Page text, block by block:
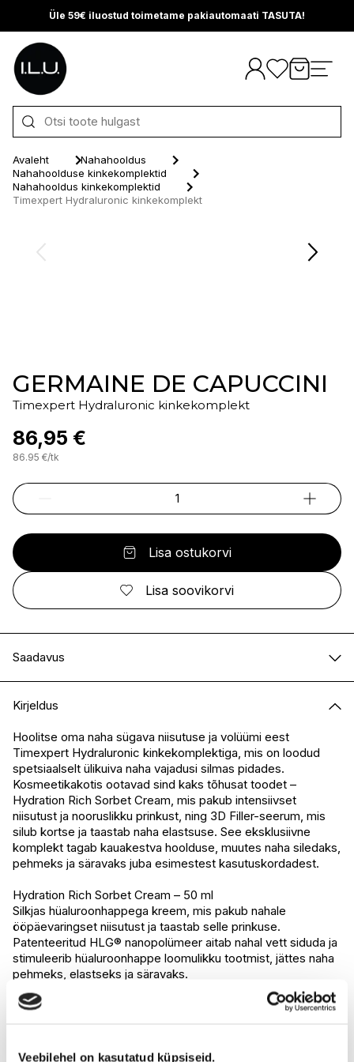
Veebilehel on kasutatud küpsiseid.
Üle 59€ iluostud toimetame pakiautomaati TASUTA!
Otse sisu juurde
Avaleht
Nahahooldus
Nahahoolduse kinkekomplektid
Nahahooldus kinkekomplektid
Timexpert Hydraluronic kinkekomplekt
GERMAINE DE CAPUCCINI
Timexpert Hydraluronic kinkekomplekt
86,95 €
86.95 €/tk
Lisa ostukorvi
Lisa soovikorvi
Saadavus
I.L.U. Kristiine
I.L.U. Ülemiste
Saadaval
I.L.U. Rocca
Saadaval
I.L.U. Lõunakeskus
Ei ole saadaval
I.L.U. Pärnu
Ei ole saadaval
Kirjeldus
Hoolitse oma naha sügava niisutuse ja volüümi eest
Timexpert Hydraluronic kinkekomplektiga, mis on loodud
spetsiaalselt ülikuiva naha vajadusi silmas pidades.
Kosmeetikakotis ootavad sind kaks tõhusat toodet –
Hydration Rich Sorbet Cream, mis pakub intensiivset
niisutust ja nooruslikku prinkust, ning 3D Filler-seerum, mis
silub kortse ja taastab naha elastsuse. See eksklusiivne
komplekt tagab kauakestva hoolduse, muutes naha siledaks,
pehmeks ja säravaks juba esimestest kasutuskordadest.
Hydration Rich Sorbet Cream – 50 ml
Silkjas hüaluroonhappega kreem, mis pakub nahale
ööpäevaringset niisutust ja taastab selle prinkuse.
Patenteeritud HLG® nanopolümeer aitab nahal vett siduda ja
stimuleerib hüaluroonhappe loomulikku tootmist, jättes naha
pehmeks, elastseks ja säravaks.
3D Filler-seerum – 30 ml
Kolme erineva molekulaarkaaluga hüaluroonhape tagab